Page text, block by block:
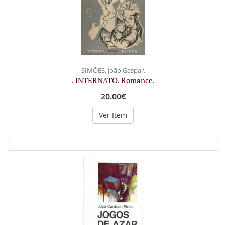
SIMÕES, João Gaspar.
. INTERNATO. Romance.
20.00€
Ver Item